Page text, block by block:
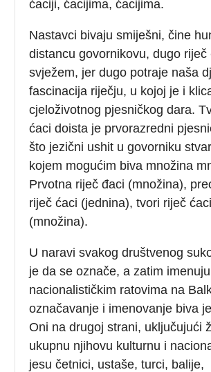
ćaciji, ćacijima, ćacijima.
Nastavci bivaju smiješni, čine
distancu govornikovu, dugo riječ
svježem, jer dugo potraje naša
fascinacija riječju, u kojoj je i
cjeloživotnog pjesničkog dara.
ćaci doista je prvorazredni
što jezični ushit u govorniku
kojem mogućim biva množina
Prvotna riječ đaci (množina),
riječ ćaci (jednina), tvori riječ
(množina).
U naravi svakog društvenog
je da se označe, a zatim
nacionalističkim ratovima na
označavanje i imenovanje biva
Oni na drugoj strani, uključujući
ukupnu njihovu kulturnu i
jesu četnici, ustaše, turci, balije,